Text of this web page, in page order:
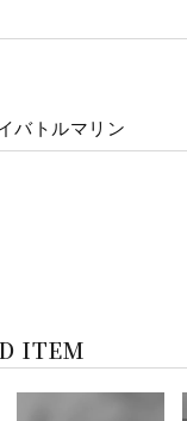
バトルマリン
ITEM